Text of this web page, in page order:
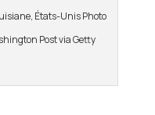
États-Unis Photo
Post via Getty